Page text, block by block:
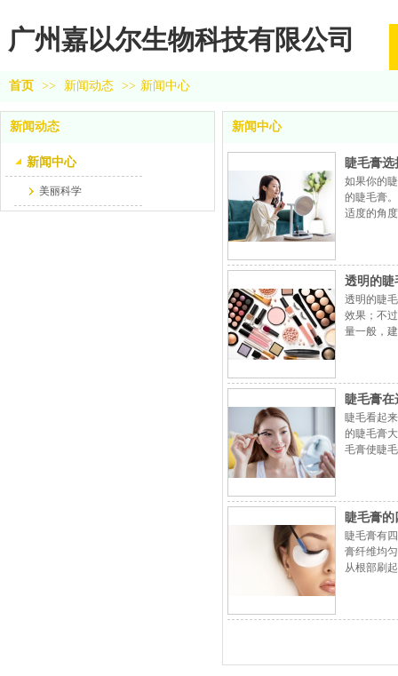
广州嘉以尔生物科技有限公司
首页 >> 新闻动态 >> 新闻中心
新闻动态
新闻中心
美丽科学
新闻中心
睫毛膏
如果你的
的睫毛膏
适度的角
透明的睫
透明的睫
效果；不
量一般，
睫毛膏
睫毛看起
的睫毛膏
毛膏使睫
睫毛膏
睫毛膏有
膏纤维均
从根部刷